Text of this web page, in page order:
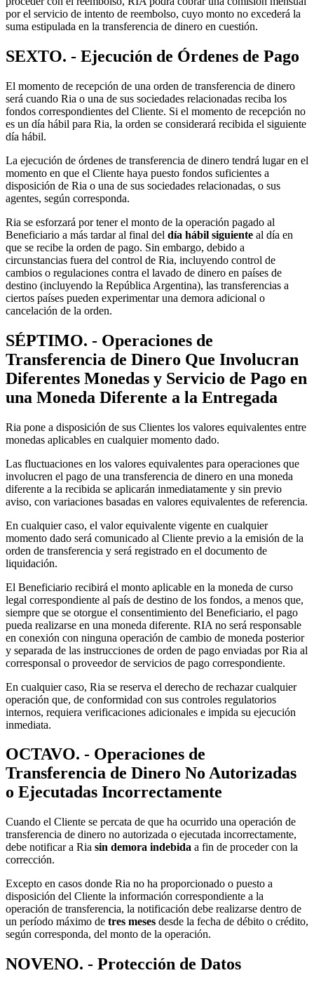
por el servicio de intento de reembolso, cuyo monto no excederá la
suma estipulada en la transferencia de dinero en cuestión.
SEXTO. - Ejecución de Órdenes de Pago
El momento de recepción de una orden de transferencia de dinero
será cuando Ria o una de sus sociedades relacionadas reciba los
fondos correspondientes del Cliente. Si el momento de recepción no
es un día hábil para Ria, la orden se considerará recibida el siguiente
día hábil.
La ejecución de órdenes de transferencia de dinero tendrá lugar en el
momento en que el Cliente haya puesto fondos suficientes a
disposición de Ria o una de sus sociedades relacionadas, o sus
agentes, según corresponda.
Ria se esforzará por tener el monto de la operación pagado al
Beneficiario a más tardar al final del día hábil siguiente al día en
que se recibe la orden de pago. Sin embargo, debido a
circunstancias fuera del control de Ria, incluyendo control de
cambios o regulaciones contra el lavado de dinero en países de
destino (incluyendo la República Argentina), las transferencias a
ciertos países pueden experimentar una demora adicional o
cancelación de la orden.
SÉPTIMO. - Operaciones de
Transferencia de Dinero Que Involucran
Diferentes Monedas y Servicio de Pago en
una Moneda Diferente a la Entregada
Ria pone a disposición de sus Clientes los valores equivalentes entre
monedas aplicables en cualquier momento dado.
Las fluctuaciones en los valores equivalentes para operaciones que
involucren el pago de una transferencia de dinero en una moneda
diferente a la recibida se aplicarán inmediatamente y sin previo
aviso, con variaciones basadas en valores equivalentes de referencia.
En cualquier caso, el valor equivalente vigente en cualquier
momento dado será comunicado al Cliente previo a la emisión de la
orden de transferencia y será registrado en el documento de
liquidación.
El Beneficiario recibirá el monto aplicable en la moneda de curso
legal correspondiente al país de destino de los fondos, a menos que,
siempre que se otorgue el consentimiento del Beneficiario, el pago
pueda realizarse en una moneda diferente. RIA no será responsable
en conexión con ninguna operación de cambio de moneda posterior
y separada de las instrucciones de orden de pago enviadas por Ria al
corresponsal o proveedor de servicios de pago correspondiente.
En cualquier caso, Ria se reserva el derecho de rechazar cualquier
operación que, de conformidad con sus controles regulatorios
internos, requiera verificaciones adicionales e impida su ejecución
inmediata.
OCTAVO. - Operaciones de
Transferencia de Dinero No Autorizadas
o Ejecutadas Incorrectamente
Cuando el Cliente se percata de que ha ocurrido una operación de
transferencia de dinero no autorizada o ejecutada incorrectamente,
debe notificar a Ria sin demora indebida a fin de proceder con la
corrección.
Excepto en casos donde Ria no ha proporcionado o puesto a
disposición del Cliente la información correspondiente a la
operación de transferencia, la notificación debe realizarse dentro de
un período máximo de tres meses desde la fecha de débito o crédito,
según corresponda, del monto de la operación.
NOVENO. - Protección de Datos